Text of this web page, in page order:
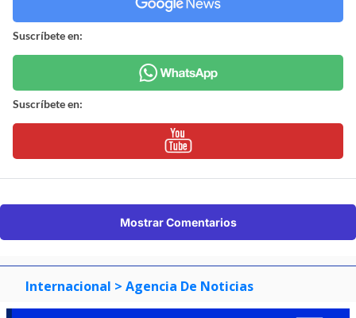
Suscríbete en:
Suscríbete en:
Mostrar Comentarios
Internacional > Agencia De Noticias